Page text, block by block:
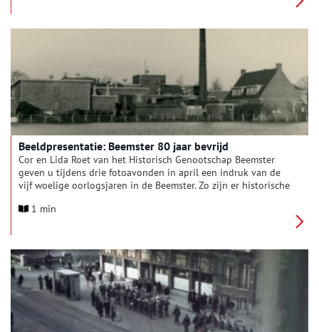
bestuurders genoeg hadden van de onrust, vechtpartijen en
Beeldpresentatie: Beemster 80 jaar bevrijd
Cor en Lida Roet van het Historisch Genootschap Beemster
geven u tijdens drie fotoavonden in april een indruk van de
vijf woelige oorlogsjaren in de Beemster. Zo zijn er historische
van woningen en tuinderijen die zijn gebombardeerd.
1 min